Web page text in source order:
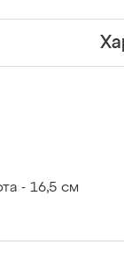
- 16,5 см